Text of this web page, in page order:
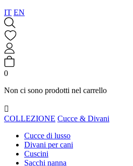
IT EN
0
Non ci sono prodotti nel carrello

COLLEZIONE Cucce & Divani
Cucce di lusso
Divani per cani
Cuscini
Sacchi nanna